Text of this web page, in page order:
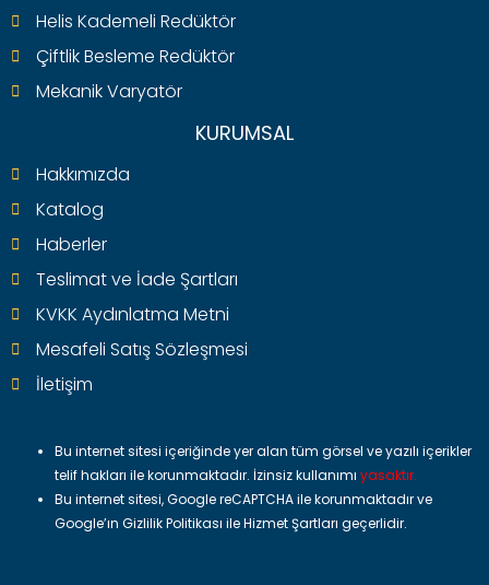
Helis Kademeli Redüktör
Çiftlik Besleme Redüktör
Mekanik Varyatör
KURUMSAL
Hakkımızda
Katalog
Haberler
Teslimat ve İade Şartları
KVKK Aydınlatma Metni
Mesafeli Satış Sözleşmesi
İletişim
Bu internet sitesi içeriğinde yer alan tüm görsel ve yazılı içerikler
telif hakları ile korunmaktadır. İzinsiz kullanımı yasaktır.
Bu internet sitesi, Google reCAPTCHA ile korunmaktadır ve
Google’ın Gizlilik Politikası ileHizmet Şartları geçerlidir.